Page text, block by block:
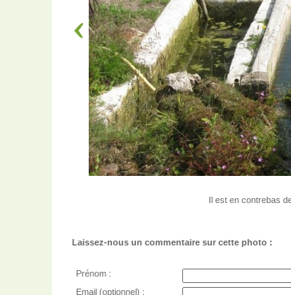
Il est en contrebas
Laissez-nous un commentaire sur cette photo :
Prénom :
Email (optionnel) :